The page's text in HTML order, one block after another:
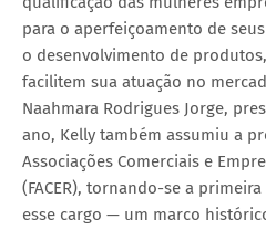
para o aperfeiçoamento de
o desenvolvimento de
facilitem sua atuação no
Naahmara Rodrigues Jorge,
ano, Kelly também assumiu a
Associações Comerciais e
(FACER), tornando-se a
esse cargo — um marco